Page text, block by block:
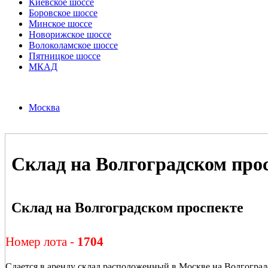
Киевское шоссе
Боровское шоссе
Минское шоссе
Новорижское шоссе
Волоколамское шоссе
Пятницкое шоссе
МКАД
Москва
Склад на Волгоградском
Склад на Волгоградском проспекте
Номер лота - 1704